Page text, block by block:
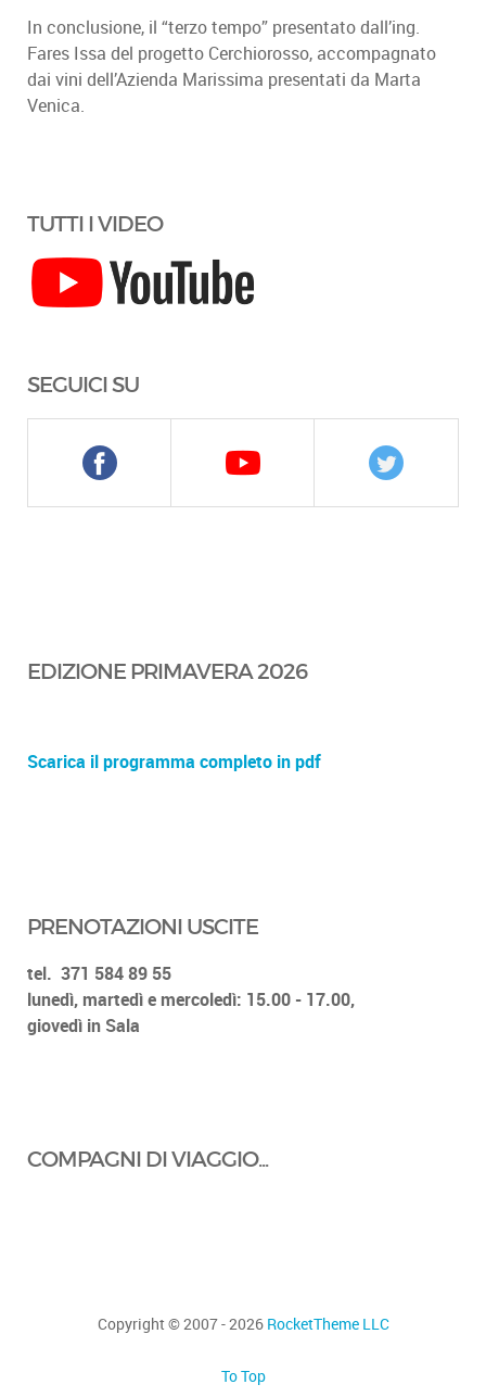
In conclusione, il “terzo tempo” presentato dall’ing.
Fares Issa del progetto Cerchiorosso, accompagnato
dai vini dell’Azienda Marissima presentati da Marta
Venica.
TUTTI I VIDEO
SEGUICI SU
EDIZIONE PRIMAVERA 2026
Scarica il programma completo in pdf
PRENOTAZIONI USCITE
tel. 371 584 89 55
lunedì, martedì e mercoledì: 15.00 - 17.00,
giovedì in Sala
COMPAGNI DI VIAGGIO...
Copyright © 2007 - 2026 RocketTheme LLC
To Top